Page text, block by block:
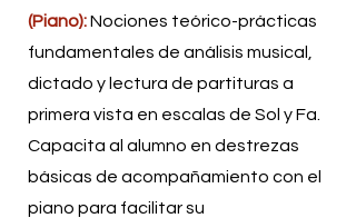
(Piano):Nociones teórico-prácticas
fundamentales de análisis musical,
dictado y lectura de partituras a
primera vista en escalas de Sol y Fa.
Capacita al alumno en destrezas
básicas de acompañamiento con el
piano para facilitar su